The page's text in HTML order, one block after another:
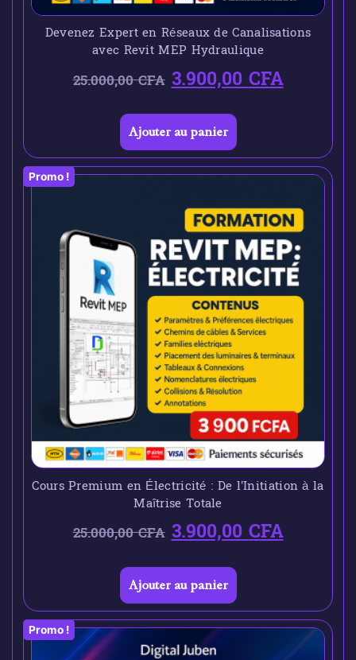
Devenez Expert en Réseaux de Canalisations
avec Revit MEP Hydraulique
25.000,00CFA 3.900,00CFA
Ajouter au panier
Promo !
Cours Premium en Électricité : De l’Initiation à la
Maîtrise Totale
25.000,00CFA 3.900,00CFA
Ajouter au panier
Promo !